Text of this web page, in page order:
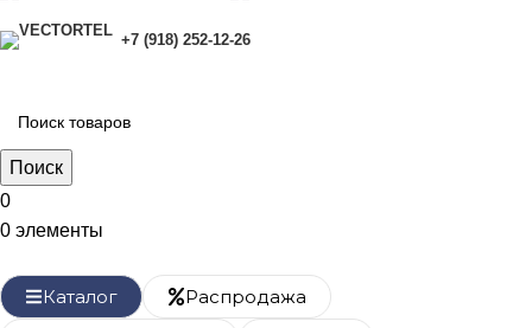
+7 (918) 252-12-26
Поиск
0
0 элементы
Каталог
Распродажа